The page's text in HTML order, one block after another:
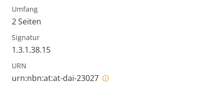
Umfang
2 Seiten
Signatur
1.3.1.38.15
URN
urn:nbn:at:at-dai-23027